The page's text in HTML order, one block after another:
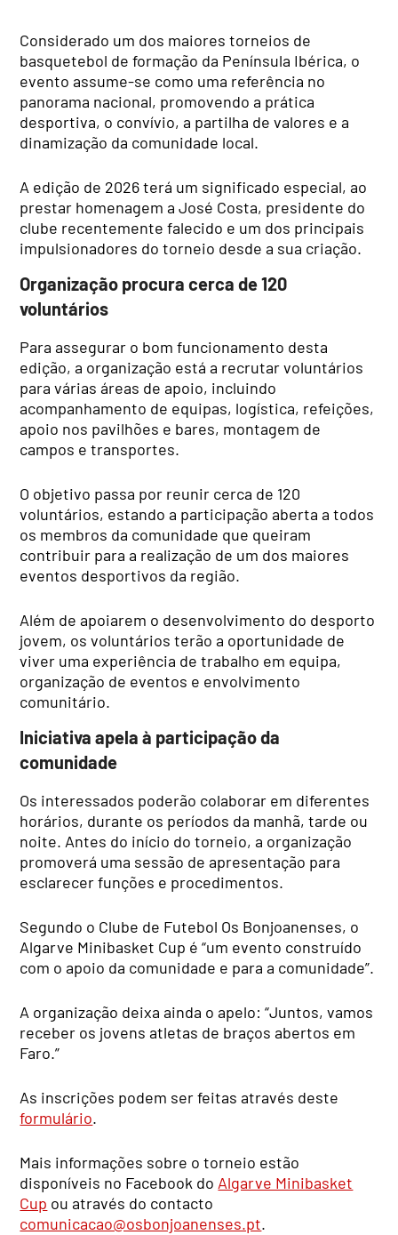
Considerado um dos maiores torneios de
basquetebol de formação da Península Ibérica, o
evento assume-se como uma referência no
panorama nacional, promovendo a prática
desportiva, o convívio, a partilha de valores e a
dinamização da comunidade local.
A edição de 2026 terá um significado especial, ao
prestar homenagem a José Costa, presidente do
clube recentemente falecido e um dos principais
impulsionadores do torneio desde a sua criação.
Organização procura cerca de 120
voluntários
Para assegurar o bom funcionamento desta
edição, a organização está a recrutar voluntários
para várias áreas de apoio, incluindo
acompanhamento de equipas, logística, refeições,
apoio nos pavilhões e bares, montagem de
campos e transportes.
O objetivo passa por reunir cerca de 120
voluntários, estando a participação aberta a todos
os membros da comunidade que queiram
contribuir para a realização de um dos maiores
eventos desportivos da região.
Além de apoiarem o desenvolvimento do desporto
jovem, os voluntários terão a oportunidade de
viver uma experiência de trabalho em equipa,
organização de eventos e envolvimento
comunitário.
Iniciativa apela à participação da
comunidade
Os interessados poderão colaborar em diferentes
horários, durante os períodos da manhã, tarde ou
noite. Antes do início do torneio, a organização
promoverá uma sessão de apresentação para
esclarecer funções e procedimentos.
Segundo o Clube de Futebol Os Bonjoanenses, o
Algarve Minibasket Cup é “um evento construído
com o apoio da comunidade e para a comunidade”.
A organização deixa ainda o apelo: “Juntos, vamos
receber os jovens atletas de braços abertos em
Faro.”
As inscrições podem ser feitas através deste
formulário.
Mais informações sobre o torneio estão
disponíveis no Facebook do Algarve Minibasket
Cup ou através do contacto
comunicacao@osbonjoanenses.pt.